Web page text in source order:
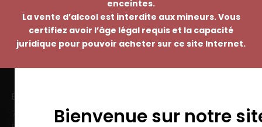
enceintes.
La vente d’alcool est interdite aux mineurs. Vous
certifiez avoir l’âge légal requis et la capacité
juridique pour pouvoir acheter sur ce site Internet.
Bienvenue sur notre
EMMANUEL NASTI
7 avenue Pierre Pflimlin – ZAC Espale